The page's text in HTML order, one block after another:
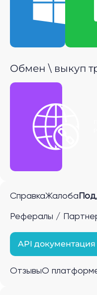
Обмен \ выкуп
СправкаЖалоба
Рефералы /
API документация
ОтзывыО